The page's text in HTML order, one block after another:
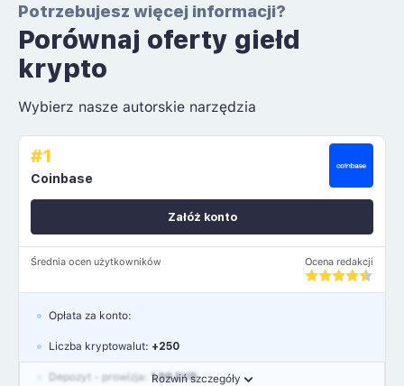
Potrzebujesz więcej informacji?
Porównaj oferty giełd
krypto
Wybierz nasze autorskie narzędzia
#1
Coinbase
Średnia ocen użytkowników Ocena redakcji
Załóż konto
Rozwiń szczegóły
Opłata za konto:
Liczba kryptowalut: +250
Depozyt - prowizja: 1.99 EUR